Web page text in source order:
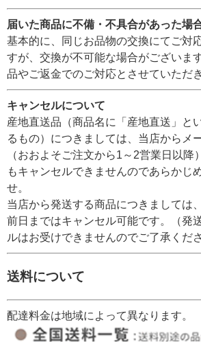
届いた商品に不備・不具合があった場
基本的に、同じお品物の交換にてご対
すが、交換が不可能な場合がございま
品やご返金でのご対応とさせていただ
キャンセルについて
産地直送品（商品名に「産地直送」と
るもの）につきましては、当店からメ
（おおよそご注文から1～2営業日以降
もキャンセルできませんのであらかじ
せ。
当店から発送する商品につきましては
前日まではキャンセル可能です。（発
ルはお受けできませんのでご了承くだ
送料について
配達料金は地域によって異なります。